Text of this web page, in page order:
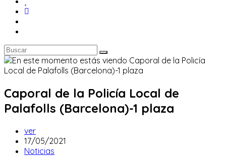
Caporal de la Policía Local de
Palafolls (Barcelona)-1 plaza
Autor
de
la
ver
Publicación
de
17/05/2021
Categoría
Noticias